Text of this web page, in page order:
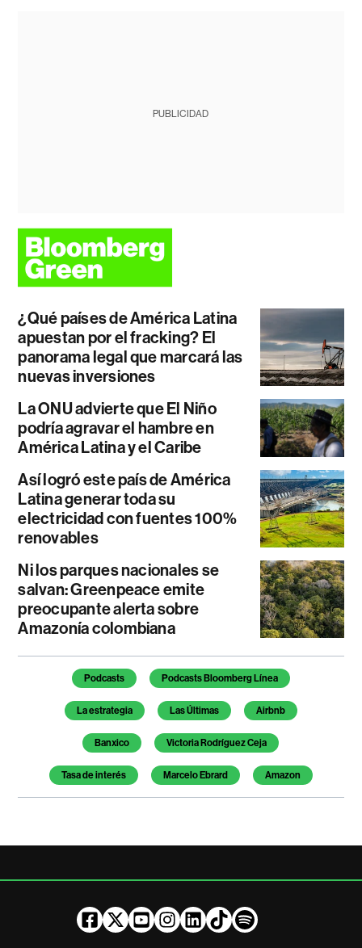
PUBLICIDAD
¿Qué países de América Latina
apuestan por el fracking? El
panorama legal que marcará las
nuevas inversiones
La ONU advierte que El Niño
podría agravar el hambre en
América Latina y el Caribe
Así logró este país de América
Latina generar toda su
electricidad con fuentes 100%
renovables
Ni los parques nacionales se
salvan: Greenpeace emite
preocupante alerta sobre
Amazonía colombiana
Temas de este artículo
Podcasts Podcasts Bloomberg Línea
La estrategia Las Últimas Airbnb
Banxico Victoria Rodríguez Ceja
Tasa de interés Marcelo Ebrard Amazon